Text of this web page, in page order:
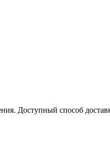
Доступный способ